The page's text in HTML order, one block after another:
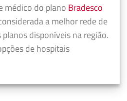
médico do plano Bradesco
a melhor rede de
disponíveis na região.
de hospitais